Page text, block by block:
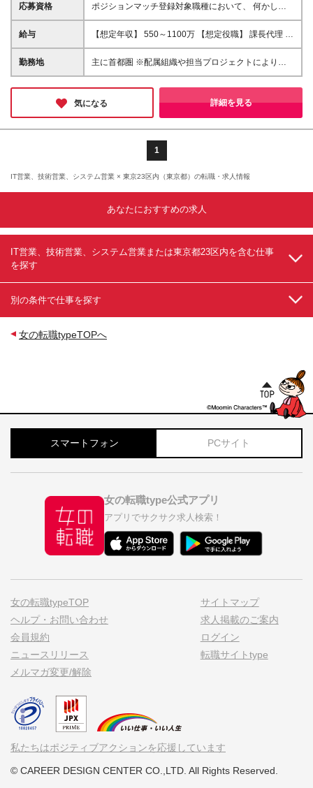
応募資格
ポジションマッチ登録対象職種において、 何かしら
の知識・経験を有する方
給与
【想定年収】 550～1100万 【想定役職】 課長代理 主
任 一般 ※これまでの経験・年齢などを考慮し、当社
給与規則に基づき決定します。 ※残業手当 一般社
制）・管理職の場合：なし 裁量労働の場合につい
て裁量労働手当がございますが、超過分の時間外手当
働制）の場合：別途、裁量労働手当の支給がございま
勤務地
主に首都圏 ※配属組織や担当プロジェクトにより異な
ります
気になる 詳細を見る
1
IT営業、技術営業、システム営業 × 東京23区内（東京都）の転職・求人情報
あなたにおすすめの求人
IT営業、技術営業、システム営業または東京都23区内を含む仕事
を探す
別の条件で仕事を探す
女の転職typeTOPへ
スマートフォン PCサイト
女の転職type公式アプリ
アプリでサクサク求人検索！
女の転職typeTOP
ヘルプ・お問い合わせ
会員規約
ニュースリリース
メルマガ変更/解除
サイトマップ
求人掲載のご案内
ログイン
転職サイトtype
私たちはポジティブアクションを応援しています
© CAREER DESIGN CENTER CO.,LTD. All Rights Reserved.